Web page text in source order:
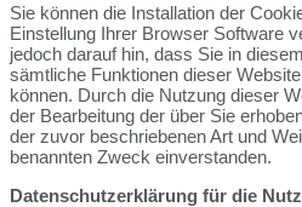
Sie können die Installation der
Einstellung Ihrer Browser Software
jedoch darauf hin, dass Sie in
sämtliche Funktionen dieser
können. Durch die Nutzung dieser
der Bearbeitung der über Sie
der zuvor beschriebenen Art und
benannten Zweck einverstanden.
Datenschutzerklärung für die